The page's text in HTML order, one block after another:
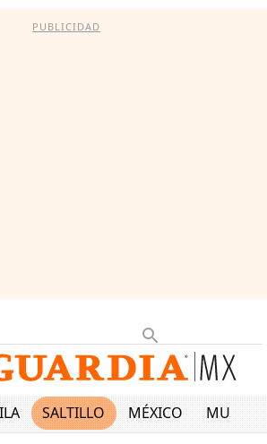
PUBLICIDAD
SALTILLO MÉXICO MUNDO